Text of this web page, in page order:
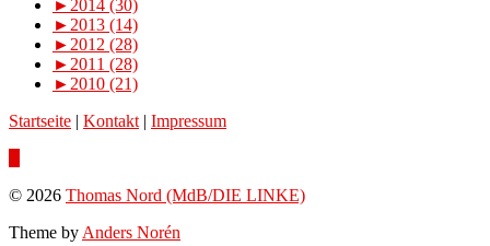
► 2014 (30)
► 2013 (14)
► 2012 (28)
► 2011 (28)
► 2010 (21)
Startseite | Kontakt | Impressum
© 2026 Thomas Nord (MdB/DIE LINKE)
Theme by Anders Norén